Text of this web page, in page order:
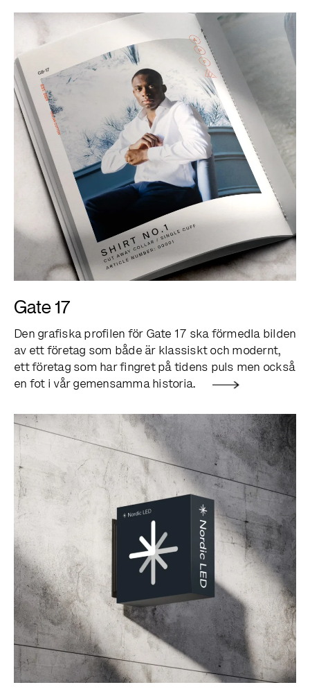
Gate 17
Den grafiska profilen för Gate 17 ska förmedla bilden
av ett företag som både är klassiskt och modernt,
ett företag som har fingret på tidens puls men också
en fot i vår gemensamma historia.